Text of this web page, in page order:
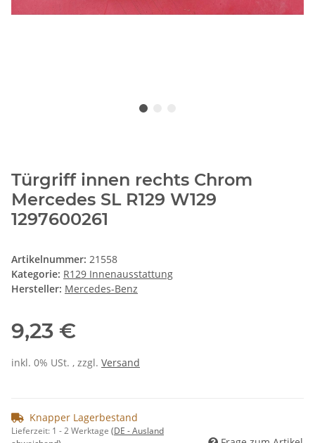
Türgriff innen rechts Chrom
Mercedes SL R129 W129
1297600261
Artikelnummer: 21558
Kategorie: R129 Innenausstattung
Hersteller: Mercedes-Benz
9,23 €
inkl. 0% USt. , zzgl. Versand
Knapper Lagerbestand
Lieferzeit: 1 - 2 Werktage (DE - Ausland